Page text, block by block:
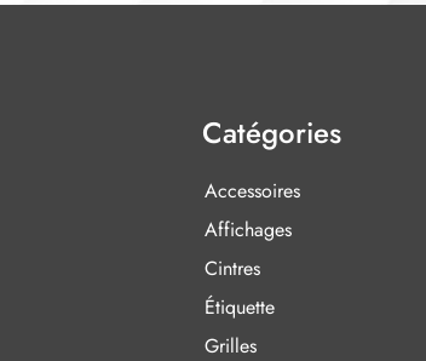
Catégories
Accessoires
Affichages
Cintres
Étiquette
Grilles